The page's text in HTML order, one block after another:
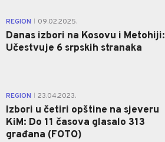
REGION 09.02.2025.
Danas izbori na Kosovu i Metohiji:
Učestvuje 6 srpskih stranaka
REGION 23.04.2023.
Izbori u četiri opštine na sjeveru
KiM: Do 11 časova glasalo 313
građana (FOTO)